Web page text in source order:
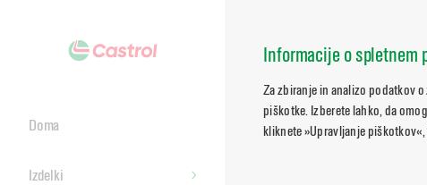
Informacije o spletnem
Za zbiranje in analizo podatkov
piškotke. Izberete lahko, da
kliknete »Upravljanje
Doma
Izdelki